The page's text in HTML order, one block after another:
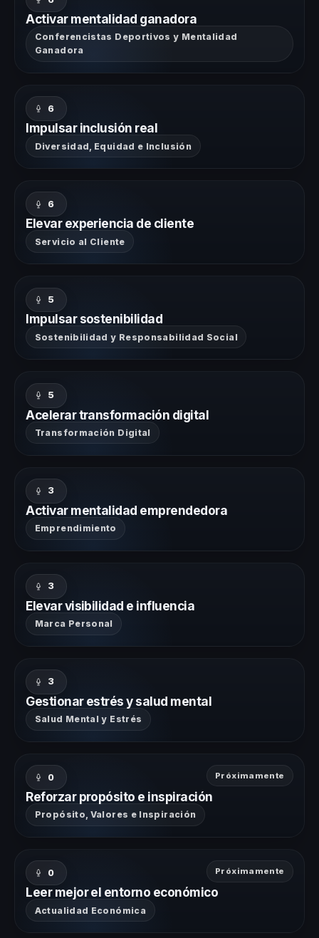
Activar mentalidad ganadora
Conferencistas Deportivos y Mentalidad
Ganadora
6
Impulsar inclusión real
Diversidad, Equidad e Inclusión
6
Elevar experiencia de cliente
Servicio al Cliente
5
Impulsar sostenibilidad
Sostenibilidad y Responsabilidad Social
5
Acelerar transformación digital
Transformación Digital
3
Activar mentalidad emprendedora
Emprendimiento
3
Elevar visibilidad e influencia
Marca Personal
3
Gestionar estrés y salud mental
Salud Mental y Estrés
0 Próximamente
Reforzar propósito e inspiración
Propósito, Valores e Inspiración
0 Próximamente
Leer mejor el entorno económico
Actualidad Económica